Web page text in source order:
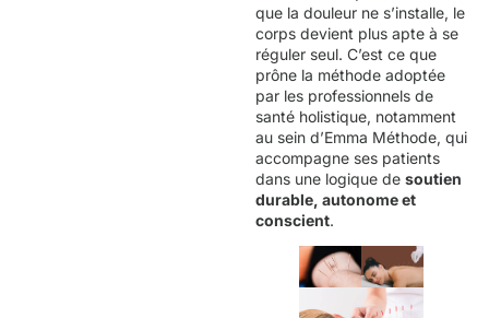
que la douleur ne s’installe, le
corps devient plus apte à se
réguler seul. C’est ce que
prône la méthode adoptée
par les professionnels de
santé holistique, notamment
au sein d’Emma Méthode, qui
accompagne ses patients
dans une logique de soutien
durable, autonome et
conscient.